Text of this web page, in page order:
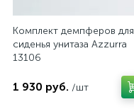
Комплект демпферов для
сиденья унитаза Azzurra
13106
1 930 руб. /шт